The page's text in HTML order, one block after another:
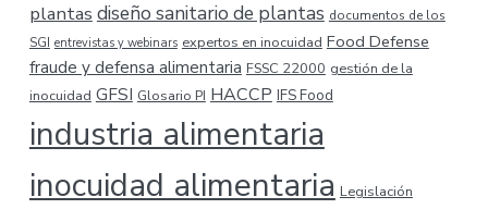
plantas diseño sanitario de plantas documentos de los
SGI entrevistas y webinars expertos en inocuidad Food Defense
fraude y defensa alimentaria FSSC 22000 gestión de la
inocuidad GFSI Glosario PI HACCP IFS Food
industria alimentaria
inocuidad alimentaria Legislación